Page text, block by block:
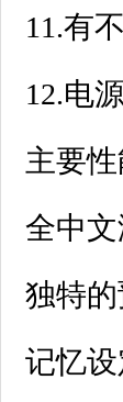
11.有
12.电
主要性
全中
独特
记忆